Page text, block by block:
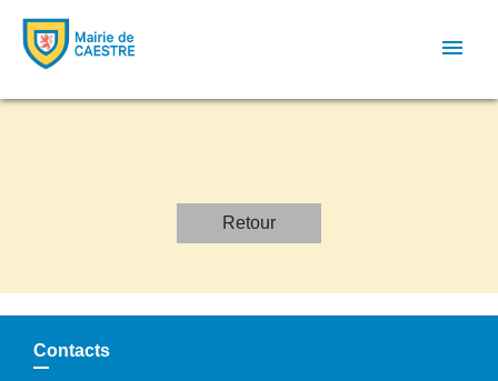
menu
Retour
Contacts